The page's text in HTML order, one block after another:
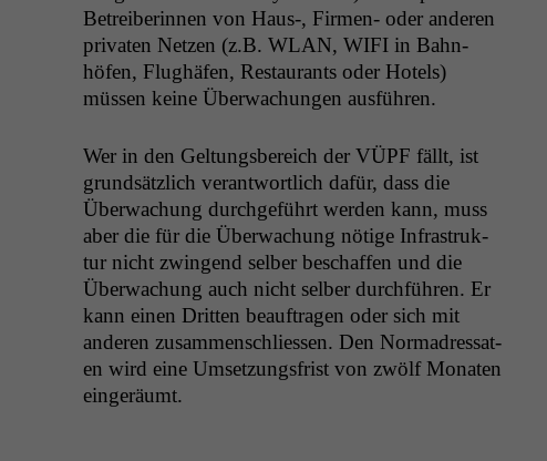
Betreiberin­nen von Haus‑, Fir­men- oder anderen
pri­vat­en Net­zen (z.B. WLAN, WIFIin Bahn­
höfen, Flughäfen, Restau­rants oder Hotels)
müssen keine Überwachun­gen ausführen.
Wer in den Gel­tungs­bere­ich der VÜPF fällt, ist
grund­sät­zlich ver­ant­wortlich dafür, dass die
Überwachung durchge­führt wer­den kann, muss
aber die für die Überwachung nötige Infra­struk­
tur nicht zwin­gend sel­ber beschaf­fen und die
Überwachung auch nicht sel­ber durch­führen. Er
kann einen Drit­ten beauf­tra­gen oder sich mit
anderen zusam­men­schliessen. Den Nor­madres­sat­
en wird eine Umset­zungs­frist von zwölf Monat­en
eingeräumt.